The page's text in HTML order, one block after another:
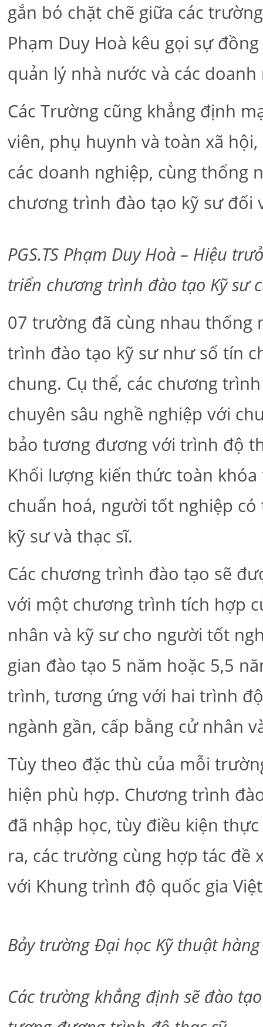
gắn bó chặt chẽ giữa các
Phạm Duy Hoà kêu gọi sự
quản lý nhà nước và các doanh
Các Trường cũng khẳng định
viên, phụ huynh và toàn xã
các doanh nghiệp, cùng thống
chương trình đào tạo kỹ sư đối
PGS.TS Phạm Duy Hoà – Hiệu
triển chương trình đào tạo Kỹ sư
07 trường đã cùng nhau thống
trình đào tạo kỹ sư như số tín
chung. Cụ thể, các chương
chuyên sâu nghề nghiệp với
bảo tương đương với trình độ
Khối lượng kiến thức toàn
chuẩn hoá, người tốt nghiệp
kỹ sư và thạc sĩ.
Các chương trình đào tạo sẽ
với một chương trình tích hợp
nhân và kỹ sư cho người tốt
gian đào tạo 5 năm hoặc 5,5
trình, tương ứng với hai trình
ngành gần, cấp bằng cử nhân
Tùy theo đặc thù của mỗi
hiện phù hợp. Chương trình
đã nhập học, tùy điều kiện
ra, các trường cùng hợp tác
với Khung trình độ quốc gia
Bảy trường Đại học Kỹ thuật
Các trường khẳng định sẽ đào